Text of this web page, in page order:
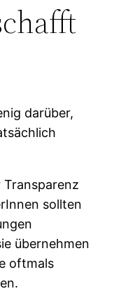
darüber,
Transparenz
sollten
übernehmen
oftmals